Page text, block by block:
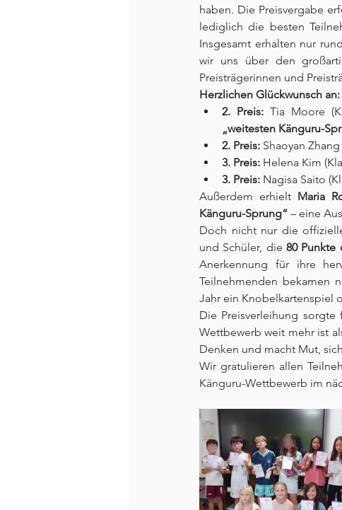
haben. Die Preisvergabe
lediglich die besten
Insgesamt erhalten nur
wir uns über den
Preisträgerinnen und
Herzlichen Glückwunsch an:
2. Preis:
„weitesten Känguru-
2. Preis: Shaoyan Zhang
3. Preis: Helena Kim
3. Preis: Nagisa Saito
Außerdem erhielt Maria
Känguru-Sprung“ – eine
Doch nicht nur die
und Schüler, die 80 Punkte
Anerkennung für ihre
Teilnehmenden bekamen
Jahr ein Knobelkartenspiel
Die Preisverleihung
Wettbewerb weit mehr ist
Denken und macht Mut,
Wir gratulieren allen
Känguru-Wettbewerb im